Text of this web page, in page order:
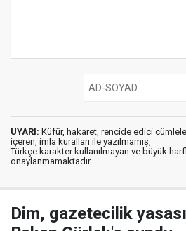
UYARI: Küfür, hakaret, rencide edici
içeren, imla kuralları ile yazılmamış,
Türkçe karakter kullanılmayan ve büyük
onaylanmamaktadır.
Dim, gazetecilik